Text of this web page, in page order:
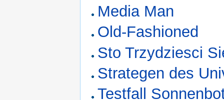
Media Man
Old-Fashioned
Sto Trzydziesci
Strategen des
Testfall